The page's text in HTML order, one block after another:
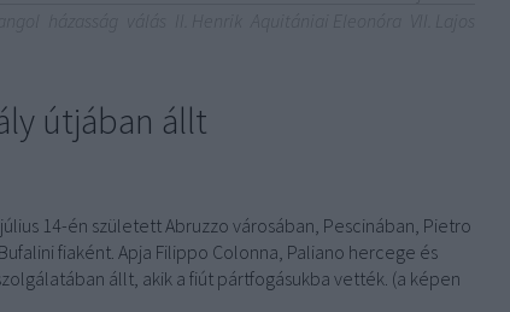
útjában állt
14-én született Abruzzo városában, Pescinában, Pietro
fiaként. Apja Filippo Colonna, Paliano hercege és
állt, akik a fiút pártfogásukba vették. (a képen